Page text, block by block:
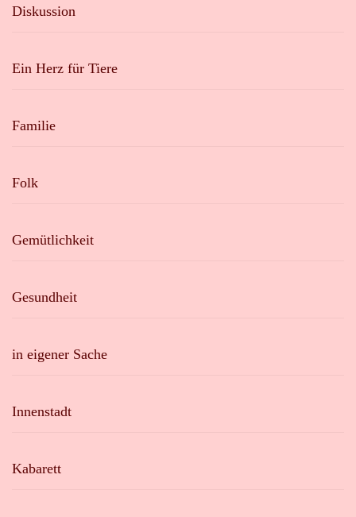
Diskussion
Ein Herz für Tiere
Familie
Folk
Gemütlichkeit
Gesundheit
in eigener Sache
Innenstadt
Kabarett